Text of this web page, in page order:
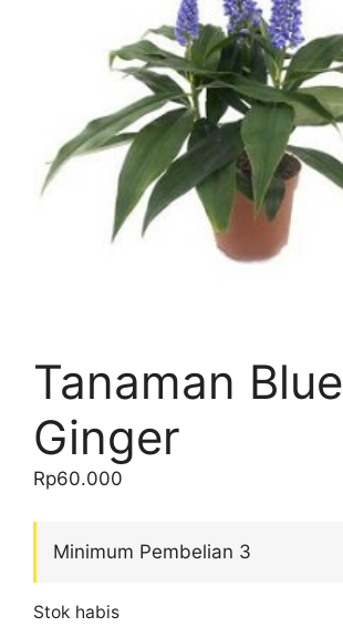
Tanaman Blue
Ginger
Rp60.000
Minimum Pembelian 3
Stok habis